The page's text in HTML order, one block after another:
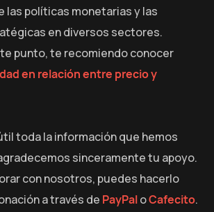
las políticas monetarias y las
en diversos sectores.
punto, te recomiendo conocer
en relación entre precio y
toda la información que hemos
sinceramente tu apoyo.
con nosotros, puedes hacerlo
a través de PayPaloCafecito.